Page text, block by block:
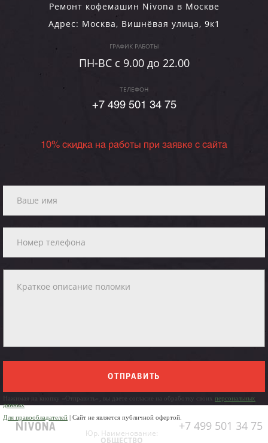
Ремонт кофемашин Nivona в Москве
Адрес: Москва, Вишнёвая улица, 9к1
ГРАФИК РАБОТЫ
ПН-ВC c 9.00 до 22.00
ТЕЛЕФОН
+7 499 501 34 75
10% скидка на работы при заявке с сайта
ОТПРАВИТЬ
Нажимая на кнопку «Отправить», вы даете согласие на обработку своих персональных
данных
Для правообладателей | Сайт не является публичной офертой.
+7 499 501 34 75
Юр. Наименование:
ОБЩЕСТВО